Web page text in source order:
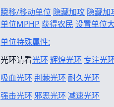
瞬移/移动单位 隐藏加攻 隐藏加
单位MPHP 获得农民 设置单位
单位特殊属性:
光环请看光环 辉煌光环 专注光
吸血光环 荆棘光环 耐久光环
强击光环 邪恶光环 减速光环